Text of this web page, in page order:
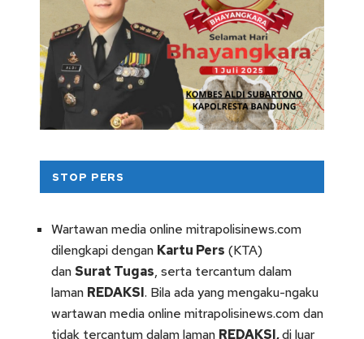
STOP PERS
Wartawan media online mitrapolisinews.com
dilengkapi dengan Kartu Pers (KTA)
dan Surat Tugas, serta tercantum dalam
laman REDAKSI. Bila ada yang mengaku-ngaku
wartawan media online mitrapolisinews.com dan
tidak tercantum dalam laman REDAKSI,di luar